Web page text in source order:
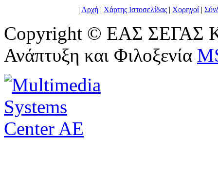
| Αρχή | Χάρτης Ιστοσελίδας | Χορηγοί |
Copyright © ΕΑΣ ΣΕΓΑΣ
Ανάπτυξη και Φιλοξενία